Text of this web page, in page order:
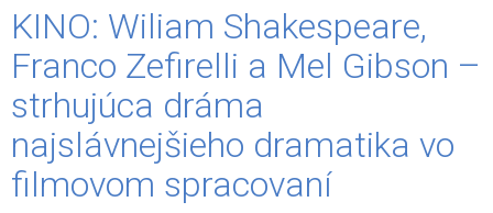
KINO: Wiliam Shakespeare,
Franco Zefirelli a Mel Gibson –
strhujúca dráma
najslávnejšieho dramatika vo
filmovom spracovaní